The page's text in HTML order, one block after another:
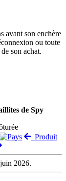
avant son enchère
ou toute
son achat.
de Spy
Produit
2026.